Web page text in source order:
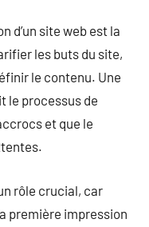
d’un site web est la
les buts du site,
le contenu. Une
le processus de
et que le
rôle crucial, car
première impression